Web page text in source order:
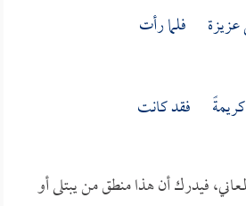
عزيزة فلما رأت
كريمةً فقد كانت
فيدرك أن هذا منطق من يبتلى أو